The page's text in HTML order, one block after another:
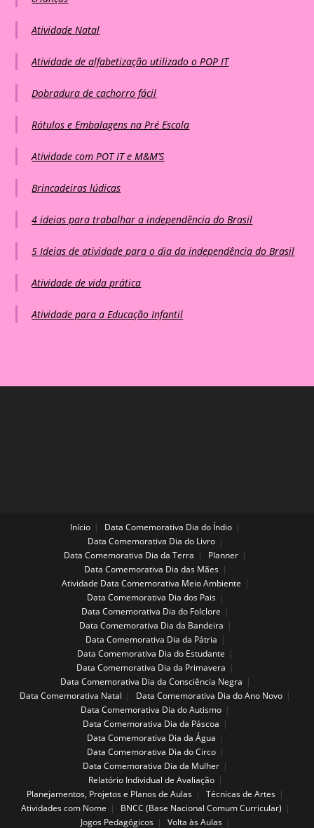
Atividade Natal
Atividade de alfabetização utilizado o POP IT
Dobradura de cachorro fácil
Rótulos e Embalagens na Pré Escola
Atividade com POT IT e M&M’S
Brincadeiras lúdicas
4 ideias para trabalhar a independência do Brasil
5 Ideias de atividade para o dia da independência do Brasil
Atividade de vida prática
Atividade para a Educação Infantil
Início
Data Comemorativa Dia do Índio
Data Comemorativa Dia do Livro
Data Comemorativa Dia da Terra
Planner
Data Comemorativa Dia das Mães
Atividade Data Comemorativa Meio Ambiente
Data Comemorativa Dia dos Pais
Data Comemorativa Dia do Folclore
Data Comemorativa Dia da Bandeira
Data Comemorativa Dia da Pátria
Data Comemorativa Dia do Estudante
Data Comemorativa Dia da Primavera
Data Comemorativa Dia da Consciência Negra
Data Comemorativa Natal
Data Comemorativa Dia do Ano Novo
Data Comemorativa Dia do Autismo
Data Comemorativa Dia da Páscoa
Data Comemorativa Dia da Água
Data Comemorativa Dia do Circo
Data Comemorativa Dia da Mulher
Relatório Individual de Avaliação
Planejamentos, Projetos e Planos de Aulas
Técnicas de Artes
Atividades com Nome
BNCC (Base Nacional Comum Curricular)
Jogos Pedagógicos
Volta às Aulas